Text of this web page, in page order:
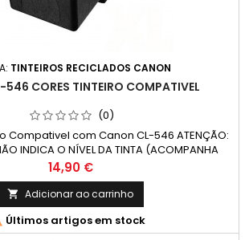
TINTEIROS RECICLADOS CANON
CORES TINTEIRO COMPATIVEL
(0)
Compativel com Canon CL-546 ATENÇÃO:
INDICA O NÍVEL DA TINTA (ACOMPANHA
Cor: Cor (Tricolor) Capacidade: 6 ml
Médio: 180 Páginas*
Preço
14,90 €
 Adicionar ao carrinho
Últimos artigos em stock